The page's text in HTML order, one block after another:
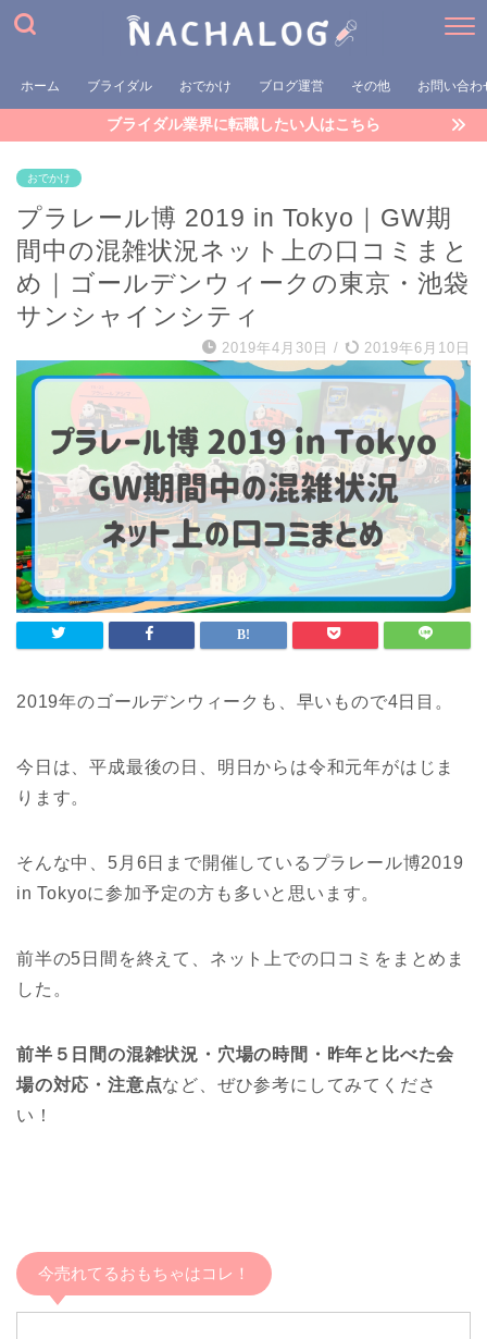
ホーム ブライダル おでかけ ブログ運営 その他 お問い合わ
ブライダル業界に転職したい人はこちら
おでかけ
プラレール博 2019 in Tokyo｜GW期
間中の混雑状況ネット上の口コミまと
め｜ゴールデンウィークの東京・池袋
サンシャインシティ
2019年4月30日 / 2019年6月10日
2019年のゴールデンウィークも、早いもので4日目。
今日は、平成最後の日、明日からは令和元年がはじま
ります。
そんな中、5月6日まで開催しているプラレール博2019
in Tokyoに参加予定の方も多いと思います。
前半の5日間を終えて、ネット上での口コミをまとめま
した。
前半５日間の混雑状況・穴場の時間・昨年と比べた会
場の対応・注意点など、ぜひ参考にしてみてくださ
い！
今売れてるおもちゃはコレ！